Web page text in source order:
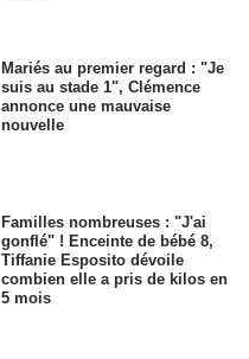
Mariés au premier regard : "Je
suis au stade 1", Clémence
annonce une mauvaise
nouvelle
Familles nombreuses : "J'ai
gonflé" ! Enceinte de bébé 8,
Tiffanie Esposito dévoile
combien elle a pris de kilos en
5 mois